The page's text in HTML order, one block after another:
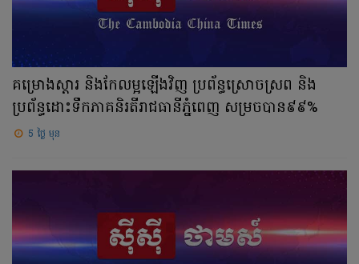
គម្រោងស្ដារ និងកែលម្អឡើងវិញ ប្រព័ន្ធស្រោចស្រព និង
ប្រព័ន្ធដោះទឹកភាគនិរតីរាជធានីភ្នំពេញ សម្រចបាន៩៩%
5 ថ្ងៃ មុន